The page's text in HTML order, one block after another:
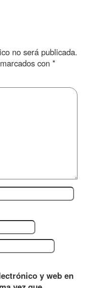
no será publicada.
con *
y web en